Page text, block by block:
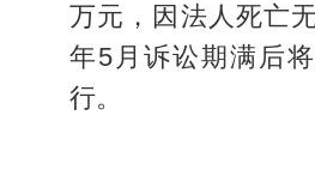
万元，因法人死亡
年5月诉讼期满后
行。